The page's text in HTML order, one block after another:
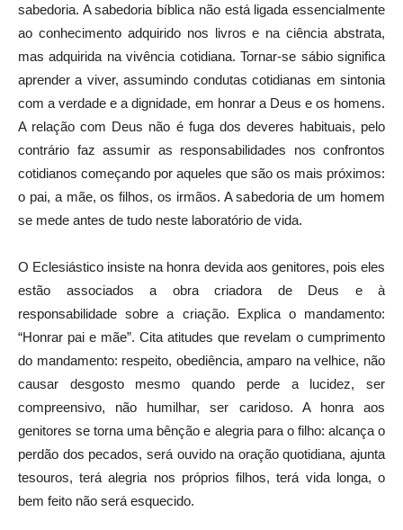
sabedoria. A sabedoria bíblica não está ligada essencialmente
ao conhecimento adquirido nos livros e na ciência abstrata,
mas adquirida na vivência cotidiana. Tornar-se sábio significa
aprender a viver, assumindo condutas cotidianas em sintonia
com a verdade e a dignidade, em honrar a Deus e os homens.
A relação com Deus não é fuga dos deveres habituais, pelo
contrário faz assumir as responsabilidades nos confrontos
cotidianos começando por aqueles que são os mais próximos:
o pai, a mãe, os filhos, os irmãos. A sabedoria de um homem
se mede antes de tudo neste laboratório de vida.
O Eclesiástico insiste na honra devida aos genitores, pois eles
estão associados a obra criadora de Deus e à
responsabilidade sobre a criação. Explica o mandamento:
“Honrar pai e mãe”. Cita atitudes que revelam o cumprimento
do mandamento: respeito, obediência, amparo na velhice, não
causar desgosto mesmo quando perde a lucidez, ser
compreensivo, não humilhar, ser caridoso. A honra aos
genitores se torna uma bênção e alegria para o filho: alcança o
perdão dos pecados, será ouvido na oração quotidiana, ajunta
tesouros, terá alegria nos próprios filhos, terá vida longa, o
bem feito não será esquecido.